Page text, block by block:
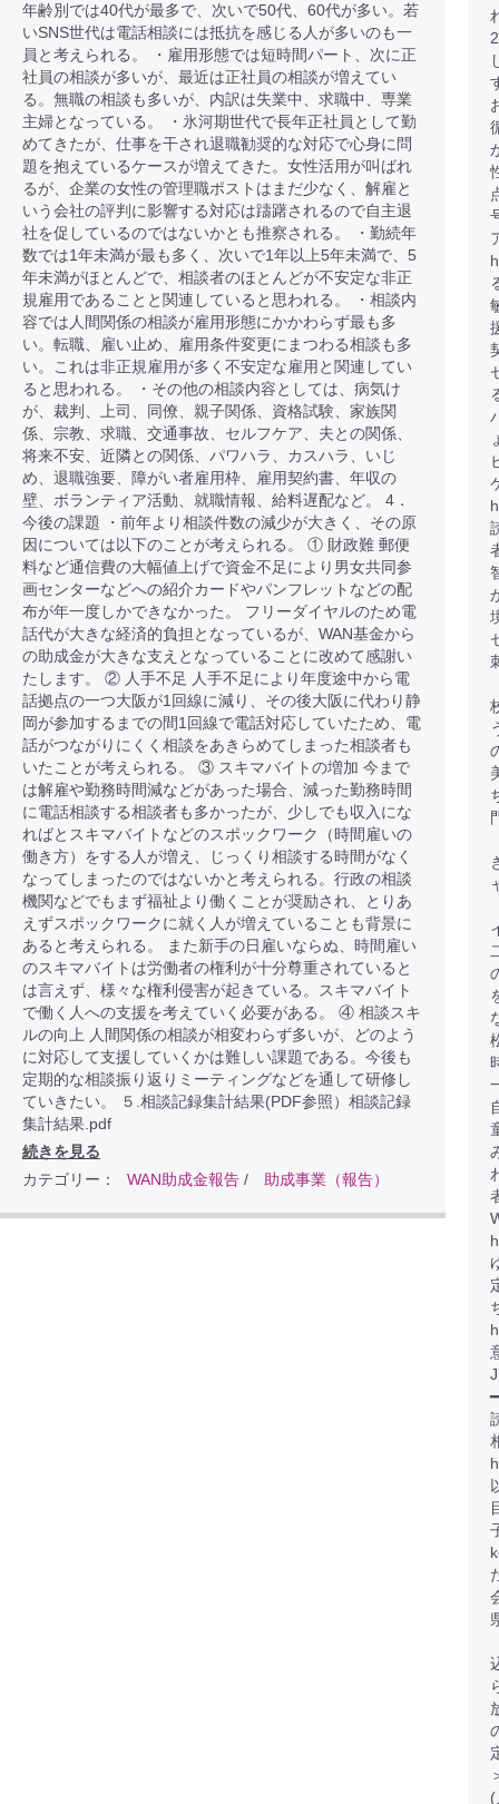
年齢別では40代が最多で、次いで50代、60代が多い。若
いSNS世代は電話相談には抵抗を感じる人が多いのも一
員と考えられる。 ・雇用形態では短時間パート、次に正
社員の相談が多いが、最近は正社員の相談が増えてい
る。無職の相談も多いが、内訳は失業中、求職中、専業
主婦となっている。 ・氷河期世代で長年正社員として勤
めてきたが、仕事を干され退職勧奨的な対応で心身に問
題を抱えているケースが増えてきた。女性活用が叫ばれ
るが、企業の女性の管理職ポストはまだ少なく、解雇と
いう会社の評判に影響する対応は躊躇されるので自主退
社を促しているのではないかとも推察される。 ・勤続年
数では1年未満が最も多く、次いで1年以上5年未満で、5
年未満がほとんどで、相談者のほとんどが不安定な非正
規雇用であることと関連していると思われる。 ・相談内
容では人間関係の相談が雇用形態にかかわらず最も多
い。転職、雇い止め、雇用条件変更にまつわる相談も多
い。これは非正規雇用が多く不安定な雇用と関連してい
ると思われる。 ・その他の相談内容としては、病気け
が、裁判、上司、同僚、親子関係、資格試験、家族関
係、宗教、求職、交通事故、セルフケア、夫との関係、
将来不安、近隣との関係、パワハラ、カスハラ、いじ
め、退職強要、障がい者雇用枠、雇用契約書、年収の
壁、ボランティア活動、就職情報、給料遅配など。 4．
今後の課題 ・前年より相談件数の減少が大きく、その原
因については以下のことが考えられる。 ① 財政難 郵便
料など通信費の大幅値上げで資金不足により男女共同参
画センターなどへの紹介カードやパンフレットなどの配
布が年一度しかできなかった。 フリーダイヤルのため電
話代が大きな経済的負担となっているが、WAN基金から
の助成金が大きな支えとなっていることに改めて感謝い
たします。 ② 人手不足 人手不足により年度途中から電
話拠点の一つ大阪が1回線に減り、その後大阪に代わり静
岡が参加するまでの間1回線で電話対応していたため、電
話がつながりにくく相談をあきらめてしまった相談者も
いたことが考えられる。 ③ スキマバイトの増加 今まで
は解雇や勤務時間減などがあった場合、減った勤務時間
に電話相談する相談者も多かったが、少しでも収入にな
ればとスキマバイトなどのスポックワーク（時間雇いの
働き方）をする人が増え、じっくり相談する時間がなく
なってしまったのではないかと考えられる。行政の相談
機関などでもまず福祉より働くことが奨励され、とりあ
えずスポックワークに就く人が増えていることも背景に
あると考えられる。 また新手の日雇いならぬ、時間雇い
のスキマバイトは労働者の権利が十分尊重されていると
は言えず、様々な権利侵害が起きている。スキマバイト
で働く人への支援を考えていく必要がある。 ④ 相談スキ
ルの向上 人間関係の相談が相変わらず多いが、どのよう
に対応して支援していくかは難しい課題である。今後も
定期的な相談振り返りミーティングなどを通して研修し
ていきたい。 ５.相談記録集計結果(PDF参照）相談記録
集計結果.pdf
続きを見る
カテゴリー：
WAN助成金報告 / 助成事業（報告）